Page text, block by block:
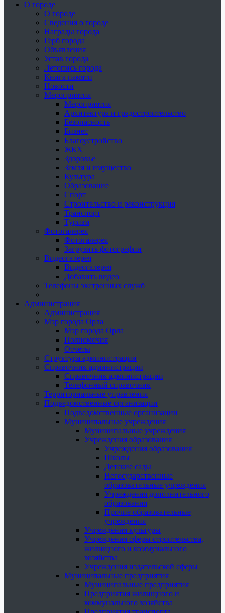
О городе
О городе
Сведения о городе
Награды города
Герб города
Объявления
Устав города
Летопись города
Книга памяти
Новости
Мероприятия
Мероприятия
Архитектура и градостроительство
Безопасность
Бизнес
Благоустройство
ЖКХ
Здоровье
Земля и имущество
Культура
Образование
Спорт
Строительство и реконструкция
Транспорт
Туризм
Фотогалерея
Фотогалерея
Загрузить фотографии
Видеогалерея
Видеогалерея
Добавить видео
Телефоны экстренных служб
Администрация
Администрация
Мэр города Орла
Мэр города Орла
Полномочия
Отчеты
Структура администрации
Справочник администрации
Справочник администрации
Телефонный справочник
Территориальные управления
Подведомственные организации
Подведомственные организации
Муниципальные учреждения
Муниципальные учреждения
Учреждения образования
Учреждения образования
Школы
Детские сады
Негосударственные
образовательные учреждения
Учреждения дополнительного
образования
Прочие образовательные
учреждения
Учреждения культуры
Учреждения сферы строительства,
жилищного и коммунального
хозяйства
Учреждения издательской сферы
Муниципальные предприятия
Муниципальные предприятия
Предприятия жилищного и
коммунального хозяйства